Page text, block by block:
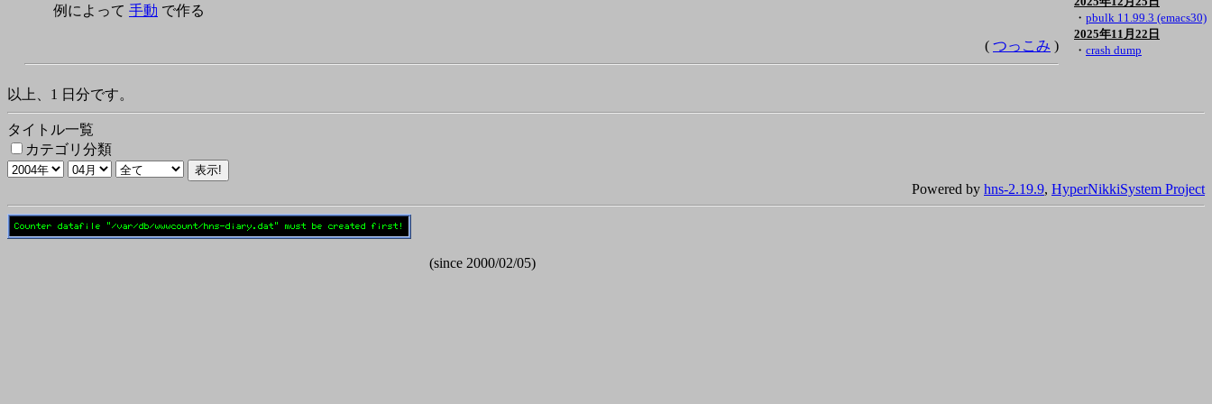
例によって 手動 で作る
( つっこみ )
・ pbulk 11.99.3 (emacs30)
2025年11月22日
・ crash dump
以上、1 日分です。
タイトル一覧
カテゴリ分類
Powered by hns-2.19.9, HyperNikkiSystem Project
(since 2000/02/05)